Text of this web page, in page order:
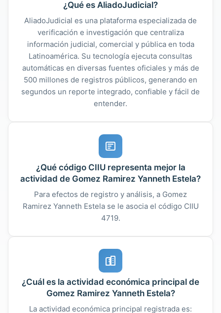
¿Qué es AliadoJudicial?
AliadoJudicial es una plataforma especializada de
verificación e investigación que centraliza
información judicial, comercial y pública en toda
Latinoamérica. Su tecnología ejecuta consultas
automáticas en diversas fuentes oficiales y más de
500 millones de registros públicos, generando en
segundos un reporte integrado, confiable y fácil de
entender.
¿Qué código CIIU representa mejor la
actividad de Gomez Ramirez Yanneth Estela?
Para efectos de registro y análisis, a Gomez
Ramirez Yanneth Estela se le asocia el código CIIU
4719.
¿Cuál es la actividad económica principal de
Gomez Ramirez Yanneth Estela?
La actividad económica principal registrada es: